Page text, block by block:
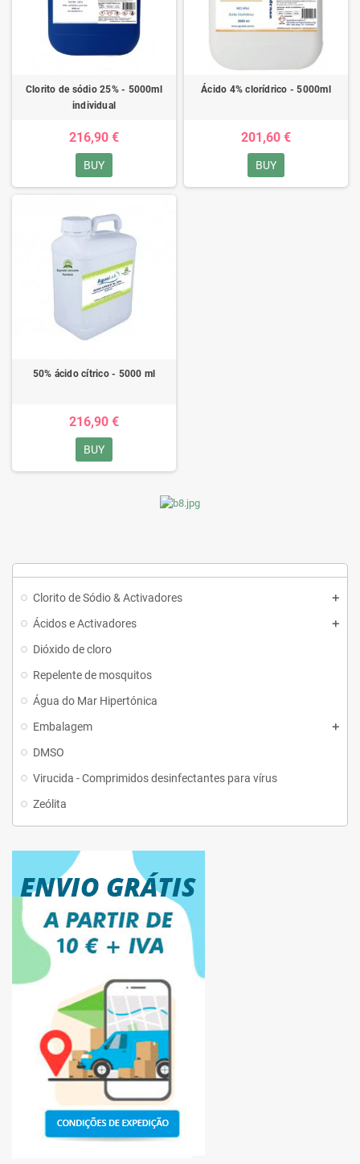
Clorito de Sódio & Activadores
Ácidos e Activadores
Dióxido de cloro
Repelente de mosquitos
Água do Mar Hipertónica
Embalagem
DMSO
Virucida - Comprimidos desinfectantes para vírus
Zeólita
Clorito de sódio 25% - 5000ml
individual
216,90 €
BUY
Ácido 4% clorídrico - 5000ml
201,60 €
BUY
50% ácido cítrico - 5000 ml
216,90 €
BUY